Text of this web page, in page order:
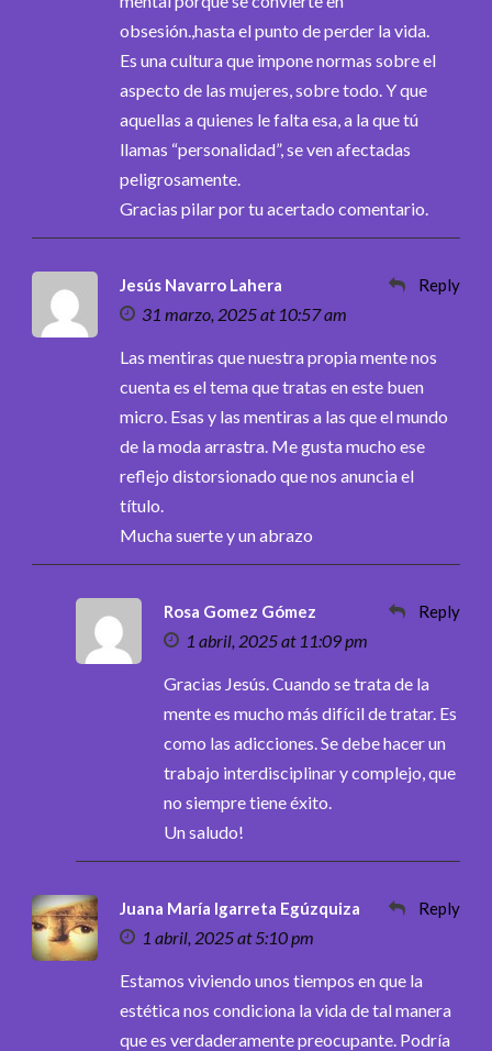
obsesión.,hasta el punto de perder la vida.
Es una cultura que impone normas sobre el
aspecto de las mujeres, sobre todo. Y que
aquellas a quienes le falta esa, a la que tú
llamas “personalidad”, se ven afectadas
peligrosamente.
Gracias pilar por tu acertado comentario.
Jesús Navarro Lahera
31 marzo, 2025 at 10:57 am
Reply
Las mentiras que nuestra propia mente nos
cuenta es el tema que tratas en este buen
micro. Esas y las mentiras a las que el mundo
de la moda arrastra. Me gusta mucho ese
reflejo distorsionado que nos anuncia el
título.
Mucha suerte y un abrazo
Rosa Gomez Gómez
1 abril, 2025 at 11:09 pm
Reply
Gracias Jesús. Cuando se trata de la
mente es mucho más difícil de tratar. Es
como las adicciones. Se debe hacer un
trabajo interdisciplinar y complejo, que
no siempre tiene éxito.
Un saludo!
Juana María Igarreta Egúzquiza
1 abril, 2025 at 5:10 pm
Reply
Estamos viviendo unos tiempos en que la
estética nos condiciona la vida de tal manera
que es verdaderamente preocupante. Podría